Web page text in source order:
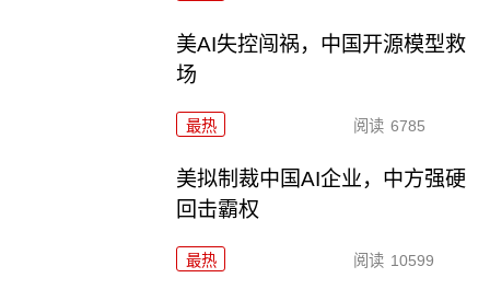
美AI失控闯祸，中国开源模型救
场
最热 阅读 6785
美拟制裁中国AI企业，中方强硬
回击霸权
最热 阅读 10599